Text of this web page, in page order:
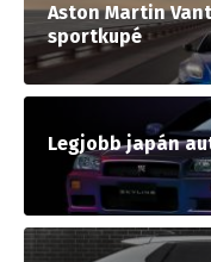
Aston Martin
sportkupé
Legjobb japán